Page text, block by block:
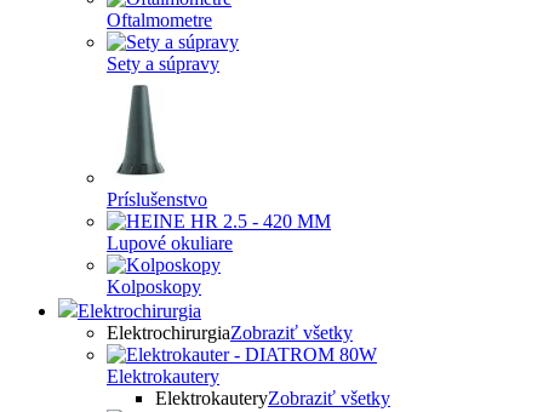
Oftalmometre
Sety a súpravy
Príslušenstvo
Lupové okuliare
Kolposkopy
Elektrochirurgia
ElektrochirurgiaZobraziť všetky
Elektrokautery
ElektrokauteryZobraziť všetky